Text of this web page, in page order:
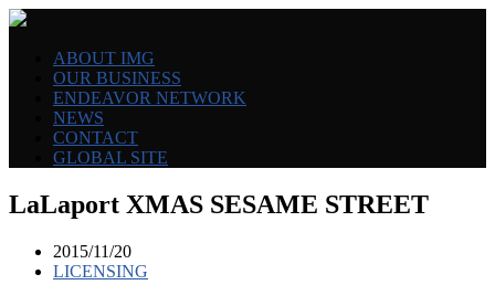
ABOUT IMG
OUR BUSINESS
ENDEAVOR NETWORK
NEWS
CONTACT
GLOBAL SITE
LaLaport XMAS SESAME STREET
2015/11/20
LICENSING